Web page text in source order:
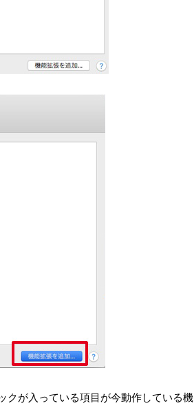
が入っている項目が今動作している機